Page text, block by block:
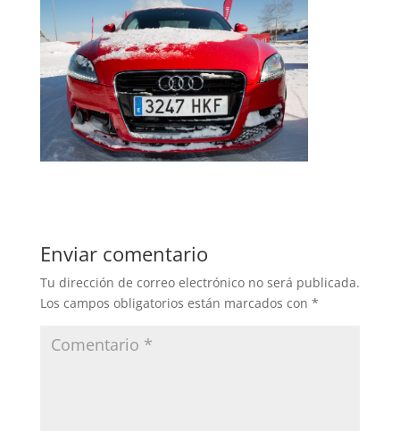
Enviar comentario
Tu dirección de correo electrónico no será publicada.
Los campos obligatorios están marcados con *